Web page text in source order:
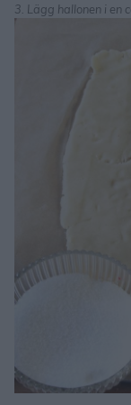
3. Lägg hallonen i en